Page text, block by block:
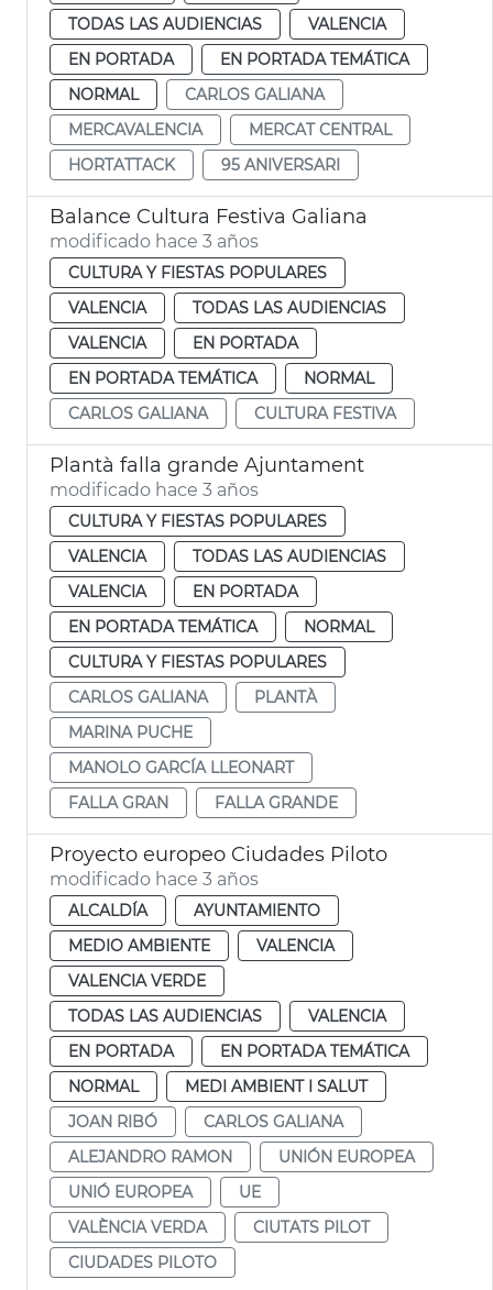
TODAS LAS AUDIENCIAS
VALENCIA
EN PORTADA
EN PORTADA TEMÁTICA
NORMAL
CARLOS GALIANA
MERCAVALENCIA
MERCAT CENTRAL
HORTATTACK
95 ANIVERSARI
Balance Cultura Festiva Galiana
modificado hace 3 años
CULTURA Y FIESTAS POPULARES
VALENCIA
TODAS LAS AUDIENCIAS
VALENCIA
EN PORTADA
EN PORTADA TEMÁTICA
NORMAL
CARLOS GALIANA
CULTURA FESTIVA
Plantà falla grande Ajuntament
modificado hace 3 años
CULTURA Y FIESTAS POPULARES
VALENCIA
TODAS LAS AUDIENCIAS
VALENCIA
EN PORTADA
EN PORTADA TEMÁTICA
NORMAL
CULTURA Y FIESTAS POPULARES
CARLOS GALIANA
PLANTÀ
MARINA PUCHE
MANOLO GARCÍA LLEONART
FALLA GRAN
FALLA GRANDE
Proyecto europeo Ciudades Piloto
modificado hace 3 años
ALCALDÍA
AYUNTAMIENTO
MEDIO AMBIENTE
VALENCIA
VALENCIA VERDE
TODAS LAS AUDIENCIAS
VALENCIA
EN PORTADA
EN PORTADA TEMÁTICA
NORMAL
MEDI AMBIENT I SALUT
JOAN RIBÓ
CARLOS GALIANA
ALEJANDRO RAMON
UNIÓN EUROPEA
UNIÓ EUROPEA
UE
VALÈNCIA VERDA
CIUTATS PILOT
CIUDADES PILOTO